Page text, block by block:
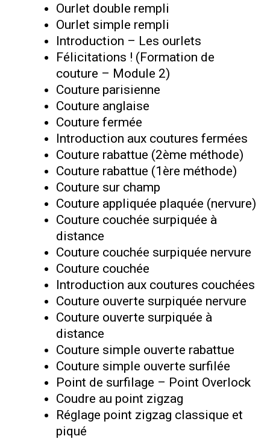
Ourlet double rempli
Ourlet simple rempli
Introduction – Les ourlets
Félicitations ! (Formation de
couture – Module 2)
Couture parisienne
Couture anglaise
Couture fermée
Introduction aux coutures fermées
Couture rabattue (2ème méthode)
Couture rabattue (1ère méthode)
Couture sur champ
Couture appliquée plaquée (nervure)
Couture couchée surpiquée à
distance
Couture couchée surpiquée nervure
Couture couchée
Introduction aux coutures couchées
Couture ouverte surpiquée nervure
Couture ouverte surpiquée à
distance
Couture simple ouverte rabattue
Couture simple ouverte surfilée
Point de surfilage – Point Overlock
Coudre au point zigzag
Réglage point zigzag classique et
piqué